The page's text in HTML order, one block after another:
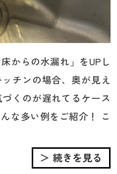
からの水漏れ」をUPし
チンの場合、奥が見え
くのが遅れてるケース
な多い例をご紹介！ こ
＞ 続きを見る